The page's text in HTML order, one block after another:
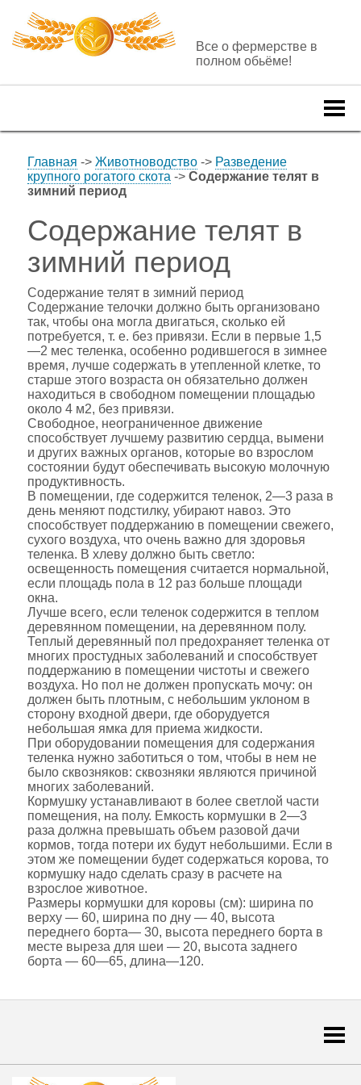
Все о фермерстве в
полном обьёме!
Главная -> Животноводство-> Разведение
крупного рогатого скота -> Содержание телят в
зимний период
Содержание телят в
зимний период
Содержание телят в зимний период
Содержание телочки должно быть организовано
так, чтобы она могла двигаться, сколько ей
потребуется, т. е. без привязи. Если в первые 1,5
—2 мес теленка, особенно родившегося в зимнее
время, лучше содержать в утепленной клетке, то
старше этого возраста он обязательно должен
находиться в свободном помещении площадью
около 4 м2, без привязи.
Свободное, неограниченное движение
способствует лучшему развитию сердца, вымени
и других важных органов, которые во взрослом
состоянии будут обеспечивать высокую молочную
продуктивность.
В помещении, где содержится теленок, 2—3 раза в
день меняют подстилку, убирают навоз. Это
способствует поддержанию в помещении свежего,
сухого воздуха, что очень важно для здоровья
теленка. В хлеву должно быть светло:
освещенность помещения считается нормальной,
если площадь пола в 12 раз больше площади
окна.
Лучше всего, если теленок содержится в теплом
деревянном помещении, на деревянном полу.
Теплый деревянный пол предохраняет теленка от
многих простудных заболеваний и способствует
поддержанию в помещении чистоты и свежего
воздуха. Но пол не должен пропускать мочу: он
должен быть плотным, с небольшим уклоном в
сторону входной двери, где оборудуется
небольшая ямка для приема жидкости.
При оборудовании помещения для содержания
теленка нужно заботиться о том, чтобы в нем не
было сквозняков: сквозняки являются причиной
многих заболеваний.
Кормушку устанавливают в более светлой части
помещения, на полу. Емкость кормушки в 2—3
раза должна превышать объем разовой дачи
кормов, тогда потери их будут небольшими. Если в
этом же помещении будет содержаться корова, то
кормушку надо сделать сразу в расчете на
взрослое животное.
Размеры кормушки для коровы (см): ширина по
верху — 60, ширина по дну — 40, высота
переднего борта— 30, высота переднего борта в
месте выреза для шеи — 20, высота заднего
борта — 60—65, длина—120.